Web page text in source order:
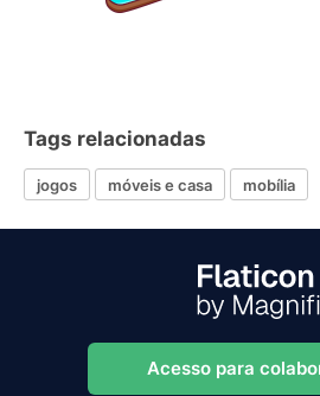
Tags relacionadas
jogos móveis e casa mobília
Acesso para